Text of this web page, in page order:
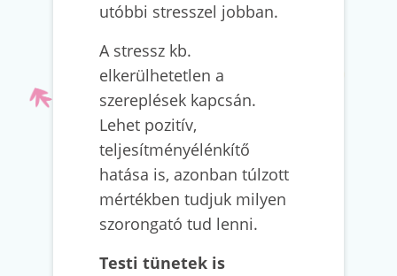
utóbbi stresszel jobban.
A stressz kb.
elkerülhetetlen a
szereplések kapcsán.
Lehet pozitív,
teljesítményélénkítő
hatása is, azonban túlzott
mértékben tudjuk milyen
szorongató tud lenni.
Testi tünetek is